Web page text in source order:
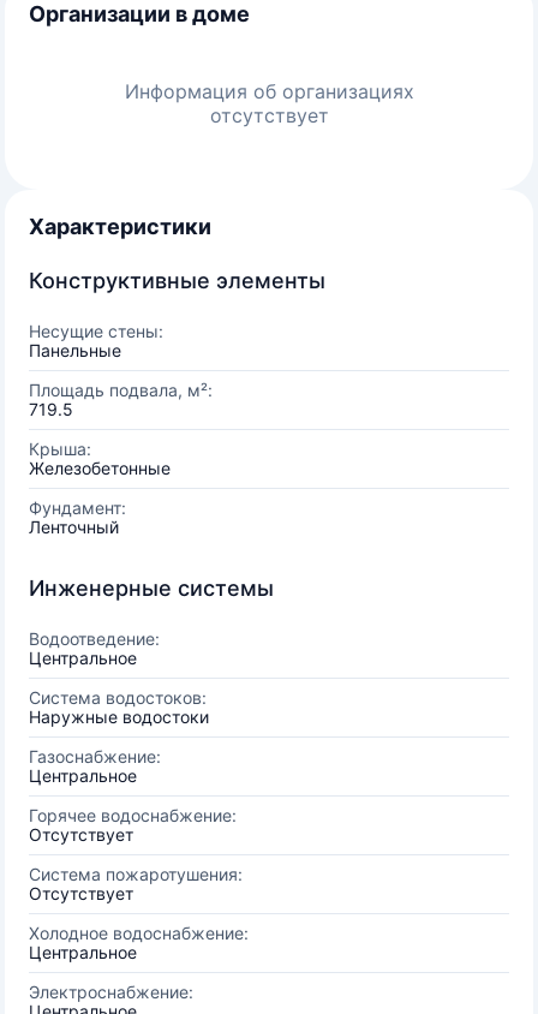
Организации в доме
Информация об организациях
отсутствует
Характеристики
Конструктивные элементы
Несущие стены:
Панельные
Площадь подвала, м²:
719.5
Крыша:
Железобетонные
Фундамент:
Ленточный
Инженерные системы
Водоотведение:
Центральное
Система водостоков:
Наружные водостоки
Газоснабжение:
Центральное
Горячее водоснабжение:
Отсутствует
Система пожаротушения:
Отсутствует
Холодное водоснабжение:
Центральное
Электроснабжение: